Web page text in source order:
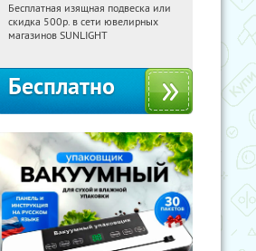
03:33:39 Получили:
Россия
Бесплатная изящная подвеска или
скидка 500р. в сети ювелирных
магазинов SUNLIGHT
Бесплатно